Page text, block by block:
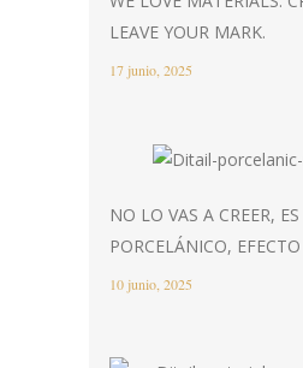
LEAVE YOUR MARK.
17 junio, 2025
NO LO VAS A CREER, ES
PORCELÁNICO,
10 junio, 2025